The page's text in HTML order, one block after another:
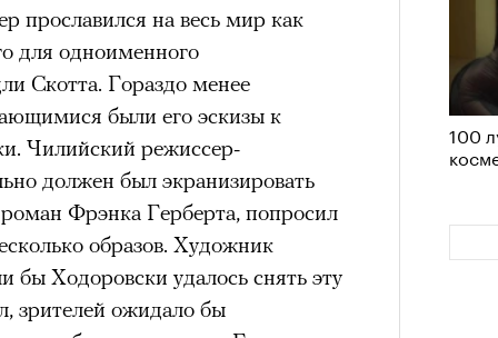
100
прославился на весь мир как
для одноименного
Скотта. Гораздо менее
были его эскизы к
Чилийский режиссер-
должен был экранизировать
Фрэнка Герберта, попросил
образов. Художник
бы Ходоровски удалось снять эту
зрителей ожидало бы
и горного туризма. В 2024-м в
что стало десятилетним
в том же году жертвами
300 человек (издание The Asahi
«погибших или пропавших без
вершинаунеслажизни восьми
. Трагическим для российского
когда при восхождении на
и погиблагруппа из пятерых
на одном из самых опасных